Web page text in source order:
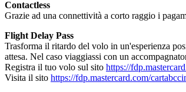
Contactless
Grazie ad una connettività a corto raggio i
Flight Delay Pass
Trasforma il ritardo del volo in un'esperienza
attesa. Nel caso viaggiassi con un
Registra il tuo volo sul sito https://
Visita il sito https://fdp.mastercard.com/